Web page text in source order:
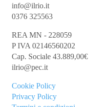
info@ilrio.it
0376 325563
REA MN - 228059
P IVA 02146560202
Cap. Sociale 43.889,00€
ilrio@pec.it
Cookie Policy
Privacy Policy